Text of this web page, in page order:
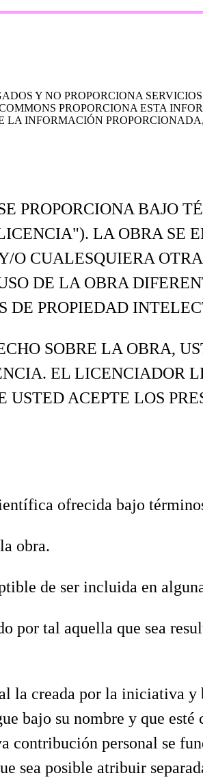
Y NO PROPORCIONA
PROPORCIONA ESTA
INFORMACIÓN
PROPORCIONA BAJO
LA OBRA SE
CUALESQUIERA
DE LA OBRA
DE PROPIEDAD
SOBRE LA OBRA,
EL LICENCIADOR
ACEPTE LOS
ofrecida bajo
obra.
de ser incluida en
por tal aquella que sea
la creada por la iniciativa y
bajo su nombre y que esté
contribución personal se
sea posible atribuir